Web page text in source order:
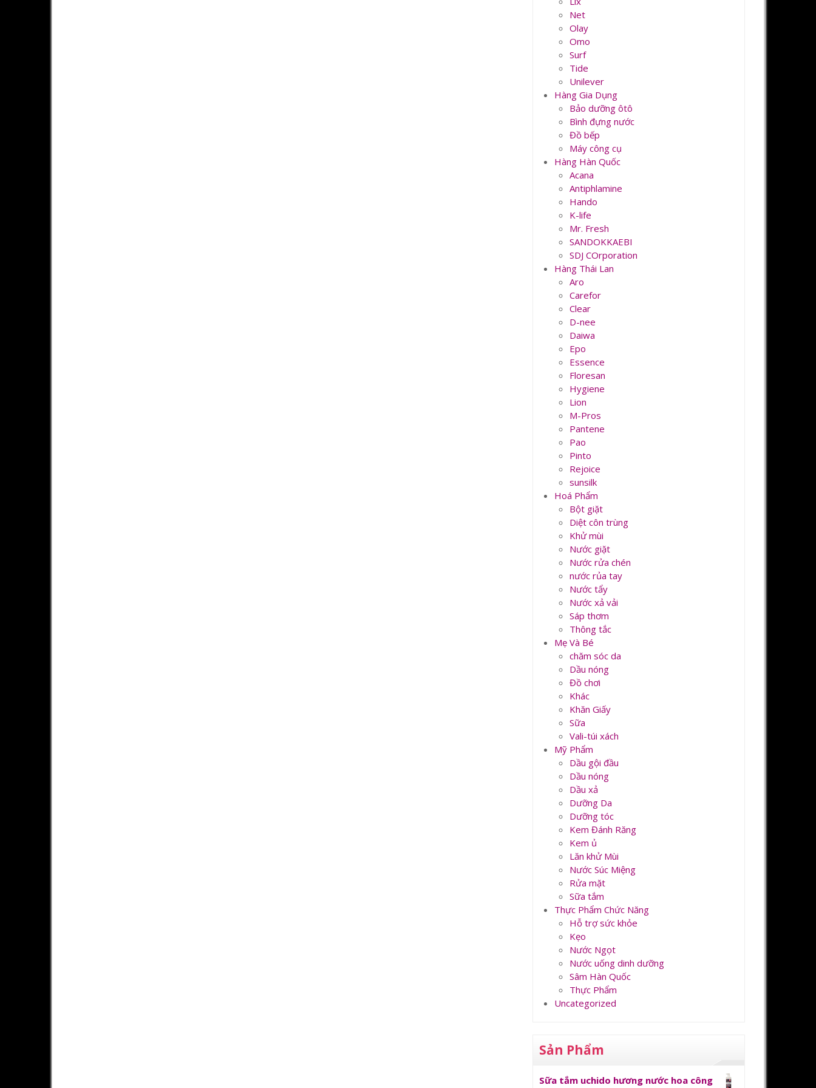
Net
Olay
Omo
Surf
Tide
Unilever
Hàng Gia Dụng
Bảo dưỡng ôtô
Bình đựng nước
Đồ bếp
Máy công cụ
Hàng Hàn Quốc
Acana
Antiphlamine
Hando
K-life
Mr. Fresh
SANDOKKAEBI
SDJ COrporation
Hàng Thái Lan
Aro
Carefor
Clear
D-nee
Daiwa
Epo
Essence
Floresan
Hygiene
Lion
M-Pros
Pantene
Pao
Pinto
Rejoice
sunsilk
Hoá Phẩm
Bột giặt
Diệt côn trùng
Khử mùi
Nước giặt
Nước rửa chén
nước rủa tay
Nước tẩy
Nước xả vải
Sáp thơm
Thông tắc
Mẹ Và Bé
chăm sóc da
Dầu nóng
Đồ chơi
Khác
Khăn Giấy
Sữa
Vali-túi xách
Mỹ Phẩm
Dầu gội đầu
Dầu nóng
Dầu xả
Dưỡng Da
Dưỡng tóc
Kem Đánh Răng
Kem ủ
Lăn khử Mùi
Nước Súc Miệng
Rửa mặt
Sữa tắm
Thực Phẩm Chức Năng
Hỗ trợ sức khỏe
Kẹo
Nước Ngọt
Nước uống dinh dưỡng
Sâm Hàn Quốc
Thực Phẩm
Uncategorized
Sản Phẩm
Sữa tắm uchido hương nước hoa công